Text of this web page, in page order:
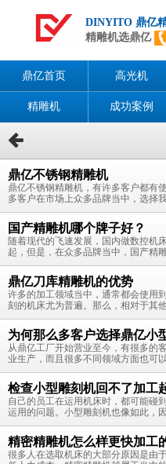
DINYITO 鼎亿
精雕机选鼎亿
鼎亿首页 高光机
精雕机 成功案例
鼎亿不锈钢精雕机
鼎亿不锈钢精雕机，有许多客户都有
多客户在市场上众多品牌当中，选择
国产精雕机哪个牌子好？
随着现代的飞速发展，国内做数控机
起，但是，在众多品牌当中，国产精
鼎亿刀库精雕机的优势
许多的加工领域当中，通常都会使用
刻的机床尤为普遍。那么，相对于其
为何那么多客户选择鼎亿小
从鼎亿工厂开始营业至今，有很多的
业生产，而且很多不同领域方面也可
检查小型雕刻机回不了加工
自己的员工在运用机床时，都可能碰
运用的问题。小型雕刻机也像如此，
精密精雕机怎么样更快加工
很多人在选取机床的大部分原因是由